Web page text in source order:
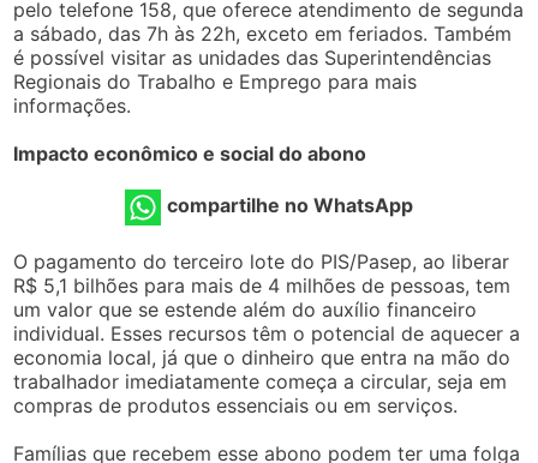
pelo telefone 158, que oferece atendimento de segunda
a sábado, das 7h às 22h, exceto em feriados. Também
é possível visitar as unidades das Superintendências
Regionais do Trabalho e Emprego para mais
informações.
Impacto econômico e social do abono
compartilhe no WhatsApp
O pagamento do terceiro lote do PIS/Pasep, ao liberar
R$ 5,1 bilhões para mais de 4 milhões de pessoas, tem
um valor que se estende além do auxílio financeiro
individual. Esses recursos têm o potencial de aquecer a
economia local, já que o dinheiro que entra na mão do
trabalhador imediatamente começa a circular, seja em
compras de produtos essenciais ou em serviços.
Famílias que recebem esse abono podem ter uma folga